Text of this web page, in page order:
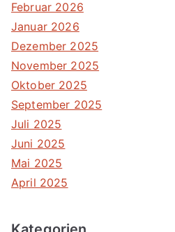
Februar 2026
Januar 2026
Dezember 2025
November 2025
Oktober 2025
September 2025
Juli 2025
Juni 2025
Mai 2025
April 2025